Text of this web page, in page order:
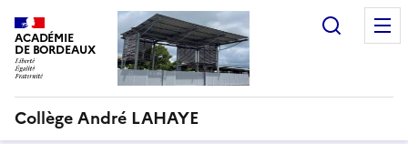
ACADÉMIE
DE BORDEAUX
Collège André LAHAYE